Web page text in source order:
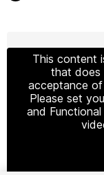
This content
that does
acceptance of
Please set
and